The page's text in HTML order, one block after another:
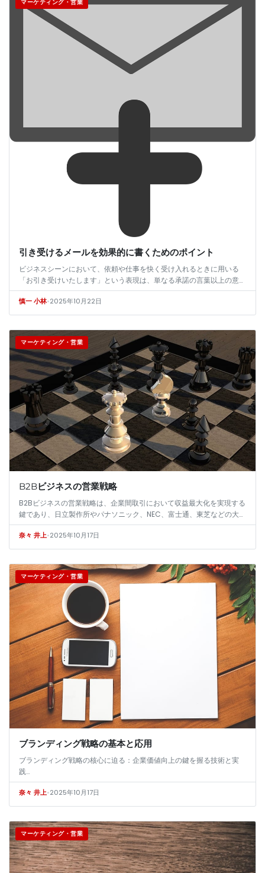
マーケティング・営業
引き受けるメールを効果的に書くためのポイント
ビジネスシーンにおいて、依頼や仕事を快く受け入れるときに用いる
「お引き受けいたします」という表現は、単なる承諾の言葉以上の意味
を持ちます。この言葉は、相手に対する誠意、責任感、そして信頼性を
伝える重要…
慎一 小林•2025年10月22日
マーケティング・営業
B2Bビジネスの営業戦略
B2Bビジネスの営業戦略は、企業間取引において収益最大化を実現する
鍵であり、日立製作所やパナソニック、NEC、富士通、東芝などの大手
企業が先導し続けています。多様化する市場ニーズに応えるため、営業
戦略…
奈々 井上•2025年10月17日
マーケティング・営業
ブランディング戦略の基本と応用
ブランディング戦略の核心に迫る：企業価値向上の鍵を握る技術と実
践…
奈々 井上•2025年10月17日
マーケティング・営業